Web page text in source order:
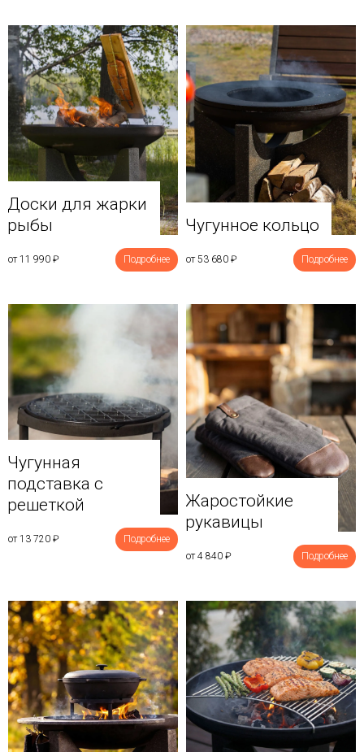
Доски для жарки
рыбы
от 11 990 ₽ Подробнее
Чугунное кольцо
от 53 680 ₽ Подробнее
Чугунная
подставка с
решеткой
от 13 720 ₽ Подробнее
Жаростойкие
рукавицы
от 4 840 ₽ Подробнее